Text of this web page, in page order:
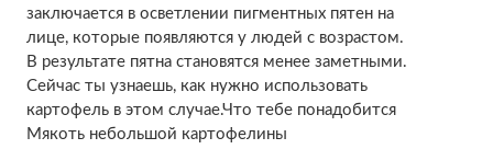
заключается в осветлении пигментных пятен на
лице, которые появляются у людей с возрастом.
В результате пятна становятся менее заметными.
Сейчас ты узнаешь, как нужно использовать
картофель в этом случае.Что тебе понадобится
Мякоть небольшой картофелины